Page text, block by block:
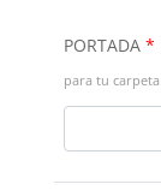
PORTADA*
para tu carpeta